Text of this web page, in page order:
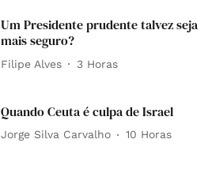
Um Presidente prudente talvez seja
mais seguro?
Filipe Alves 3 Horas
Quando Ceuta é culpa de Israel
Jorge Silva Carvalho 10 Horas